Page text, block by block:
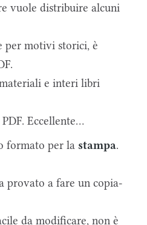
vuole distribuire alcuni
per motivi storici, è
e interi libri
Eccellente...
formato per la stampa.
provato a fare un copia-
da modificare, non è